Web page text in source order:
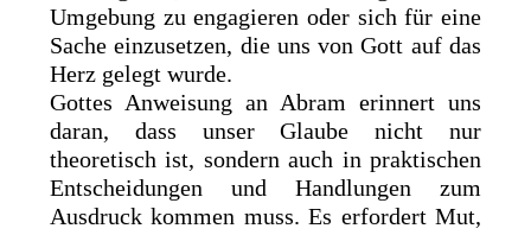
Umgebung zu engagieren oder sich für eine
Sache einzusetzen, die uns von Gott auf das
Herz gelegt wurde.
Gottes Anweisung an Abram erinnert uns
daran, dass unser Glaube nicht nur
theoretisch ist, sondern auch in praktischen
Entscheidungen und Handlungen zum
Ausdruck kommen muss. Es erfordert Mut,